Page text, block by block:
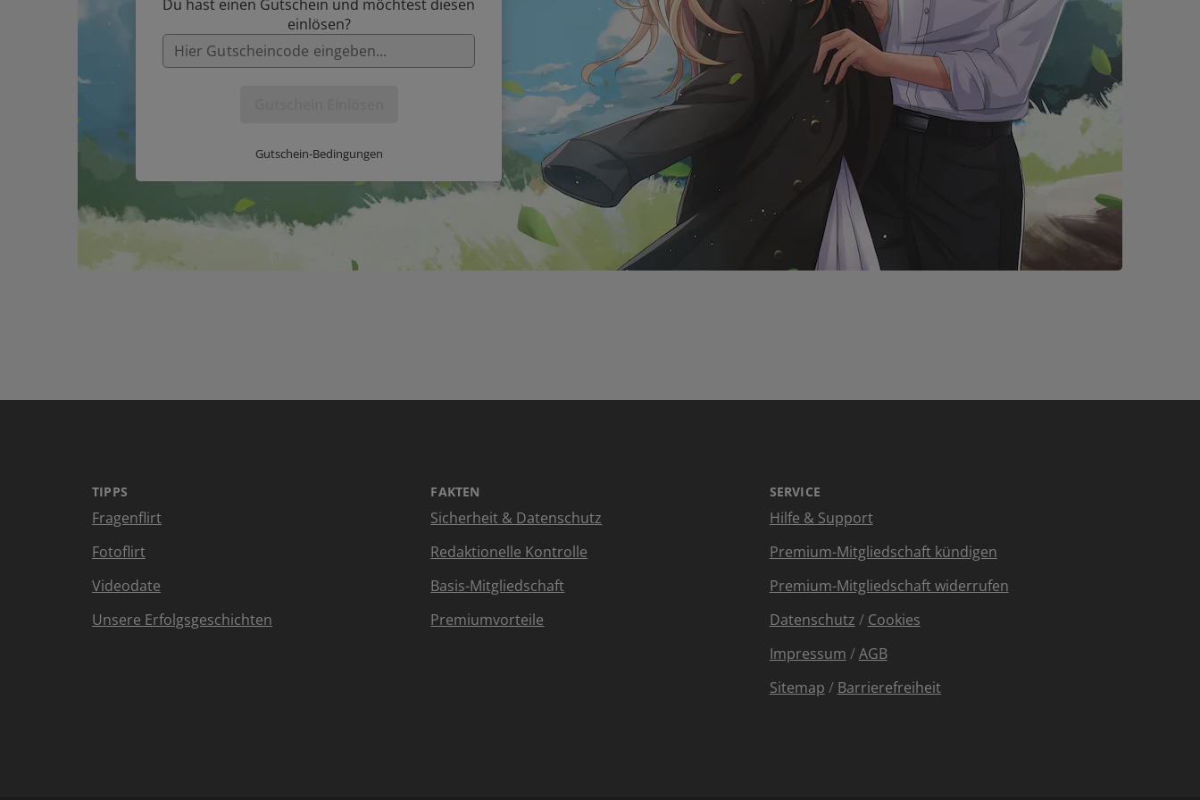
Du hast einen Gutschein und möchtest diesen
einlösen?
Gutschein-Bedingungen
TIPPS
Fragenflirt
Fotoflirt
Videodate
Unsere Erfolgsgeschichten
FAKTEN
Sicherheit & Datenschutz
Redaktionelle Kontrolle
Basis-Mitgliedschaft
Premiumvorteile
SERVICE
Hilfe & Support
Premium-Mitgliedschaft kündigen
Premium-Mitgliedschaft widerrufen
Datenschutz / Cookies
Impressum /AGB
Sitemap / Barrierefreiheit